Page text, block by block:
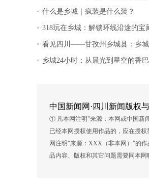
. 什么是乡城｜疯装是什么装？
. 318玩在乡城：解锁环线沿途的宝
. 看见四川——甘孜州乡城县：乡
. 乡城24小时：从晨光到星空的香
中国新闻网·四川新闻版权
① 凡本网注明"来源：本网或中国新
已经本网授权使用作品的，应在授
网注明"来源：XXX（非本网）"的
品内容、版权和其它问题需要同本网